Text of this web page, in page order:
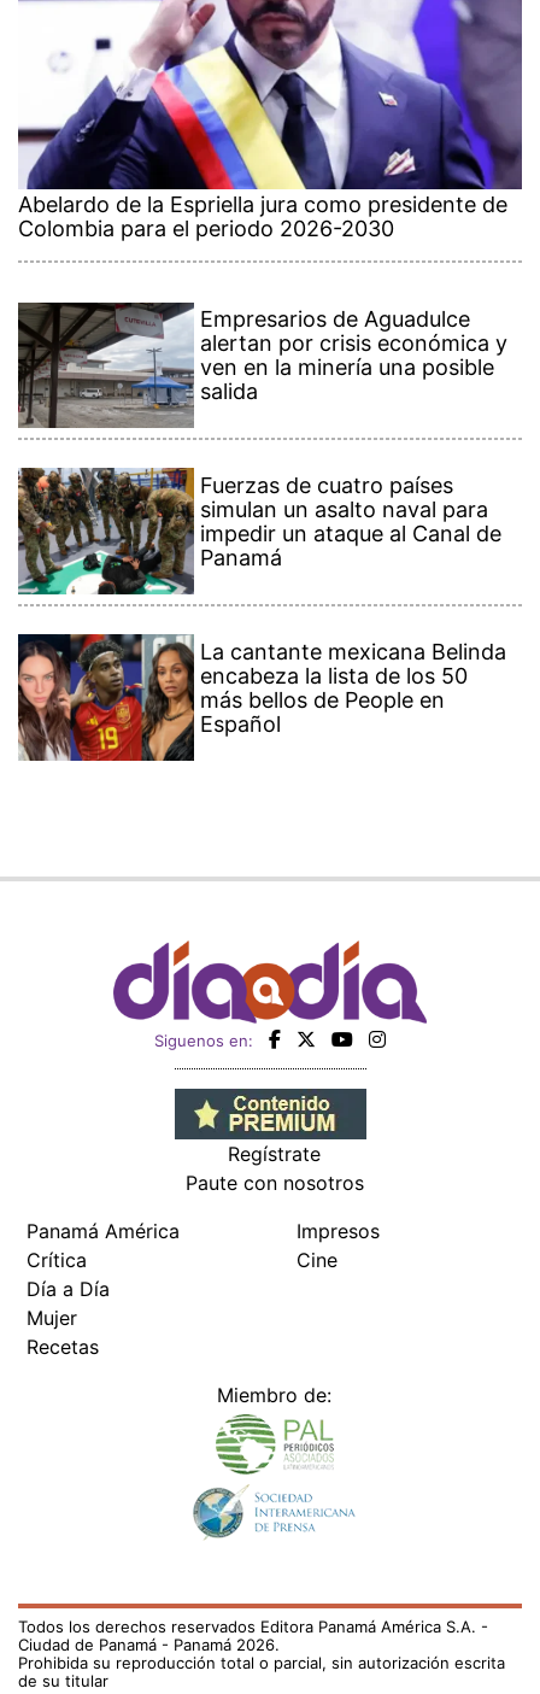
Abelardo de la Espriella jura como presidente de
Colombia para el periodo 2026-2030
Empresarios de Aguadulce
alertan por crisis económica y
ven en la minería una posible
salida
Fuerzas de cuatro países
simulan un asalto naval para
impedir un ataque al Canal de
Panamá
La cantante mexicana Belinda
encabeza la lista de los 50
más bellos de People en
Español
Siguenos en:
Regístrate
Paute con nosotros
Panamá América
Crítica
Día a Día
Mujer
Recetas
Impresos
Cine
Miembro de:
Todos los derechos reservados Editora Panamá América S.A. -
Ciudad de Panamá - Panamá 2026.
Prohibida su reproducción total o parcial, sin autorización escrita
de su titular